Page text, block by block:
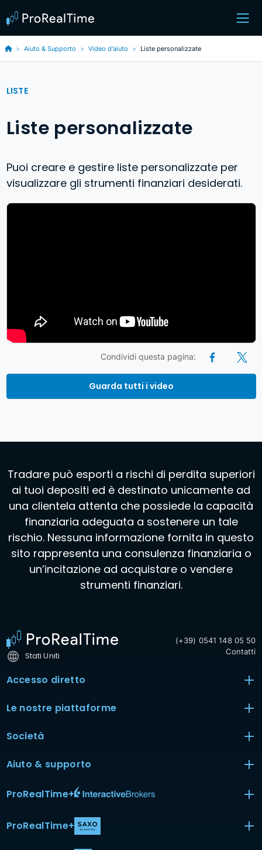
Aiuto & Supporto Video d'aiuto Liste personalizzate
LISTE
Liste personalizzate
Puoi creare e gestire liste personalizzate per
visualizzare gli strumenti finanziari desiderati.
Condividi questa pagina:
Guarda tutti i video
Tradare può esporti a rischi di perdita superiori
ai tuoi depositi ed è destinato unicamente ad
una clientela attenta che possiede la capacità
finanziaria adeguata a sostenere un tale
rischio. Nessuna informazione fornita in questo
sito rappresenta una consulenza finanziaria o
un’incitazione ad acquistare o vendere
strumenti finanziari.
Stati Uniti
(+39) 0541 148 05 50
Contatti
Accesso diretto
Le nostre piattaforme
Società
Aiuto & supporto
ProRealTime+
ProRealTime+